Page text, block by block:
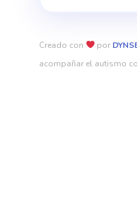
Creado con por
acompañar el autismo